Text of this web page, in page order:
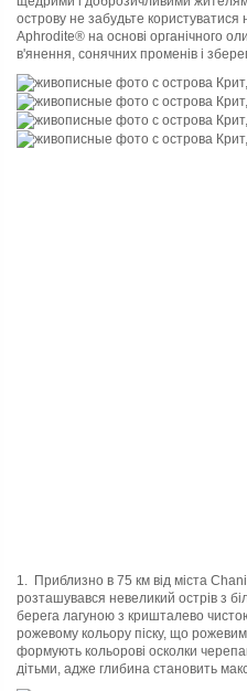
острову не забудьте
Aphrodite® на основі органічного
в'янення, сонячних променів і
1. Приблизно в 75 км від міста
розташувався невеликий острів з
берега лагуною з кришталево
рожевому кольору піску, що рожевим
формують кольорові осколки
дітьми, адже глибина становить